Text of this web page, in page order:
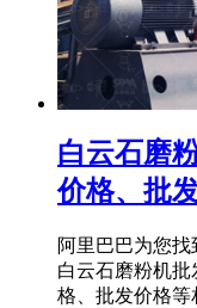
白云石磨
价格、批
阿里巴巴为您
白云石磨粉机
格、批发价格